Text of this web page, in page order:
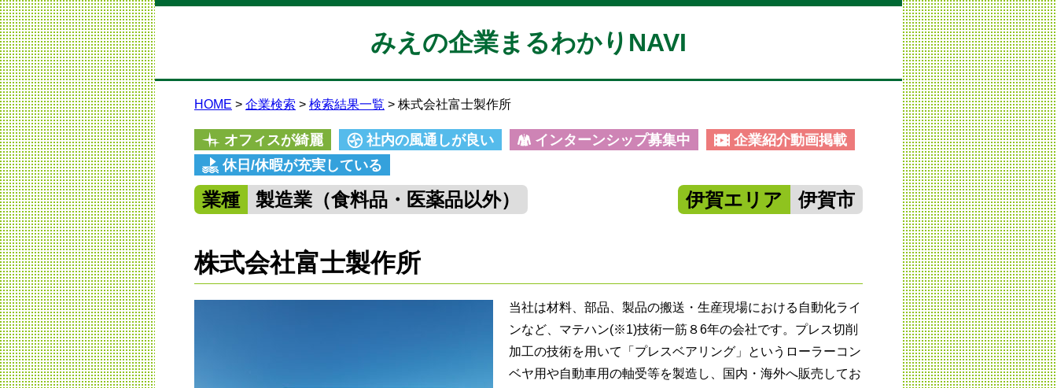
みえの企業まるわかりNAVI
HOME 企業検索 検索結果一覧 株式会社富士製作所
オフィスが綺麗 社内の風通しが良い インターンシップ募集中
企業紹介動画掲載
休日/休暇が充実している
業種 製造業（食料品・医薬品以外） 伊賀エリア 伊賀市
株式会社富士製作所
当社は材料、部品、製品の搬送・生産現場における自動化ライ
ンなど、マテハン(※1)技術一筋８6年の会社です。プレス切削
加工の技術を用いて「プレスベアリング」というローラーコン
ベヤ用や自動車用の軸受等を製造し、国内・海外へ販売してお